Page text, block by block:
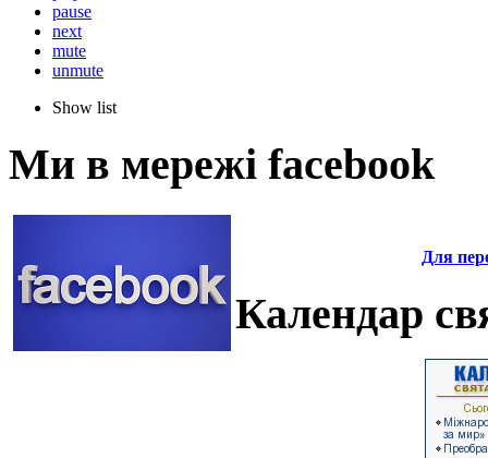
pause
next
mute
unmute
Show list
Ми в мережі facebook
Для
Календар